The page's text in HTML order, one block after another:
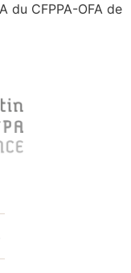
du CFPPA-OFA de